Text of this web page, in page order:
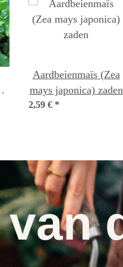
Aardbeienmaïs (Zea
mays japonica) zaden
2,59 € *
van